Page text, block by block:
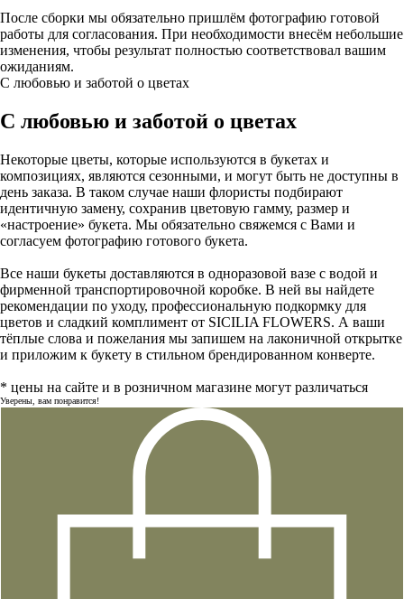
После сборки мы обязательно пришлём фотографию готовой
работы для согласования. При необходимости внесём небольшие
изменения, чтобы результат полностью соответствовал вашим
ожиданиям.
С любовью и заботой о цветах
С любовью и заботой о цветах
Некоторые цветы, которые используются в букетах и
композициях, являются сезонными, и могут быть не доступны в
день заказа. В таком случае наши флористы подбирают
идентичную замену, сохранив цветовую гамму, размер и
«настроение» букета. Мы обязательно свяжемся с Вами и
согласуем фотографию готового букета.
Все наши букеты доставляются в одноразовой вазе с водой и
фирменной транспортировочной коробке. В ней вы найдете
рекомендации по уходу, профессиональную подкормку для
цветов и сладкий комплимент от SICILIA FLOWERS. А ваши
тёплые слова и пожелания мы запишем на лаконичной открытке
и приложим к букету в стильном брендированном конверте.
* цены на сайте и в розничном магазине могут различаться
Уверены, вам понравится!